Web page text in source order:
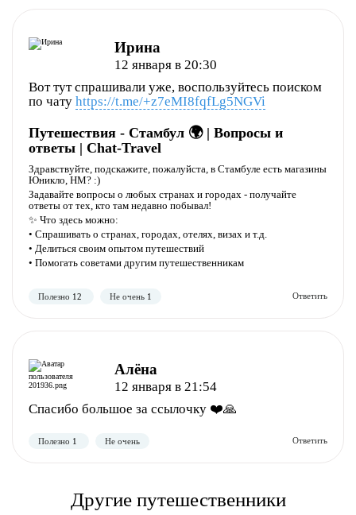
Полезно Не полезно
Полезно Не полезно
Ирина
12 января в 20:30
Вот тут спрашивали уже, воспользуйтесь поиском
по чату https://t.me/+z7eMI8fqfLg5NGVi
Путешествия - Стамбул 🌍 | Вопросы и
ответы | Chat-Travel
Здравствуйте, подскажите, пожалуйста, в Стамбуле есть магазины
Юникло, НМ? :)
Задавайте вопросы о любых странах и городах - получайте
ответы от тех, кто там недавно побывал!
✨ Что здесь можно:
• Спрашивать о странах, городах, отелях, визах и т.д.
• Делиться своим опытом путешествий
• Помогать советами другим путешественникам
Алёна
12 января в 21:54
Спасибо большое за ссылочку ❤️🙏
Другие путешественники